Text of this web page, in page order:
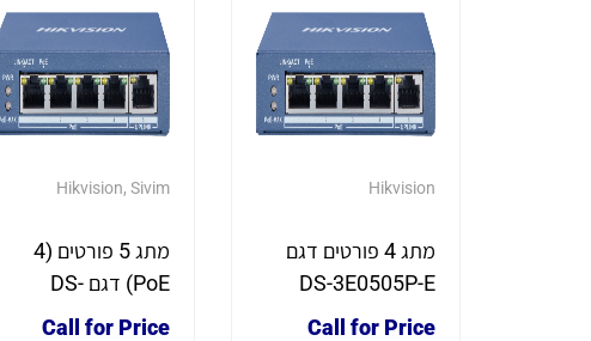
Hikvision
מתג 4 פורטים דגם
DS-3E0505P-E
Call for Price
Hikvision, Sivim
מתג 5 פורטים (4
PoE) דגם DS-
3E0505P-E/M
Call for Price